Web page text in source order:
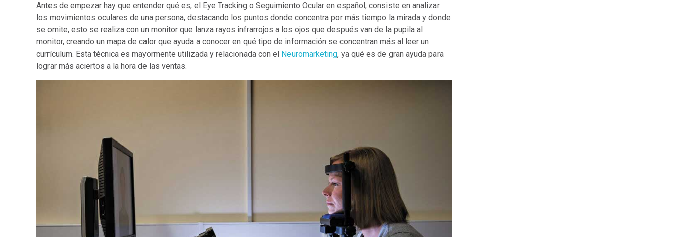
Antes de empezar hay que entender qué es, el Eye Tracking o Seguimiento Ocular en español, consiste en analizar
los movimientos oculares de una persona, destacando los puntos donde concentra por más tiempo la mirada y donde
se omite, esto se realiza con un monitor que lanza rayos infrarrojos a los ojos que después van de la pupila al
monitor, creando un mapa de calor que ayuda a conocer en qué tipo de información se concentran más al leer un
currículum. Esta técnica es mayormente utilizada y relacionada con el
Neuromarketing, ya qué es de gran ayuda para
lograr más aciertos a la hora de las ventas.